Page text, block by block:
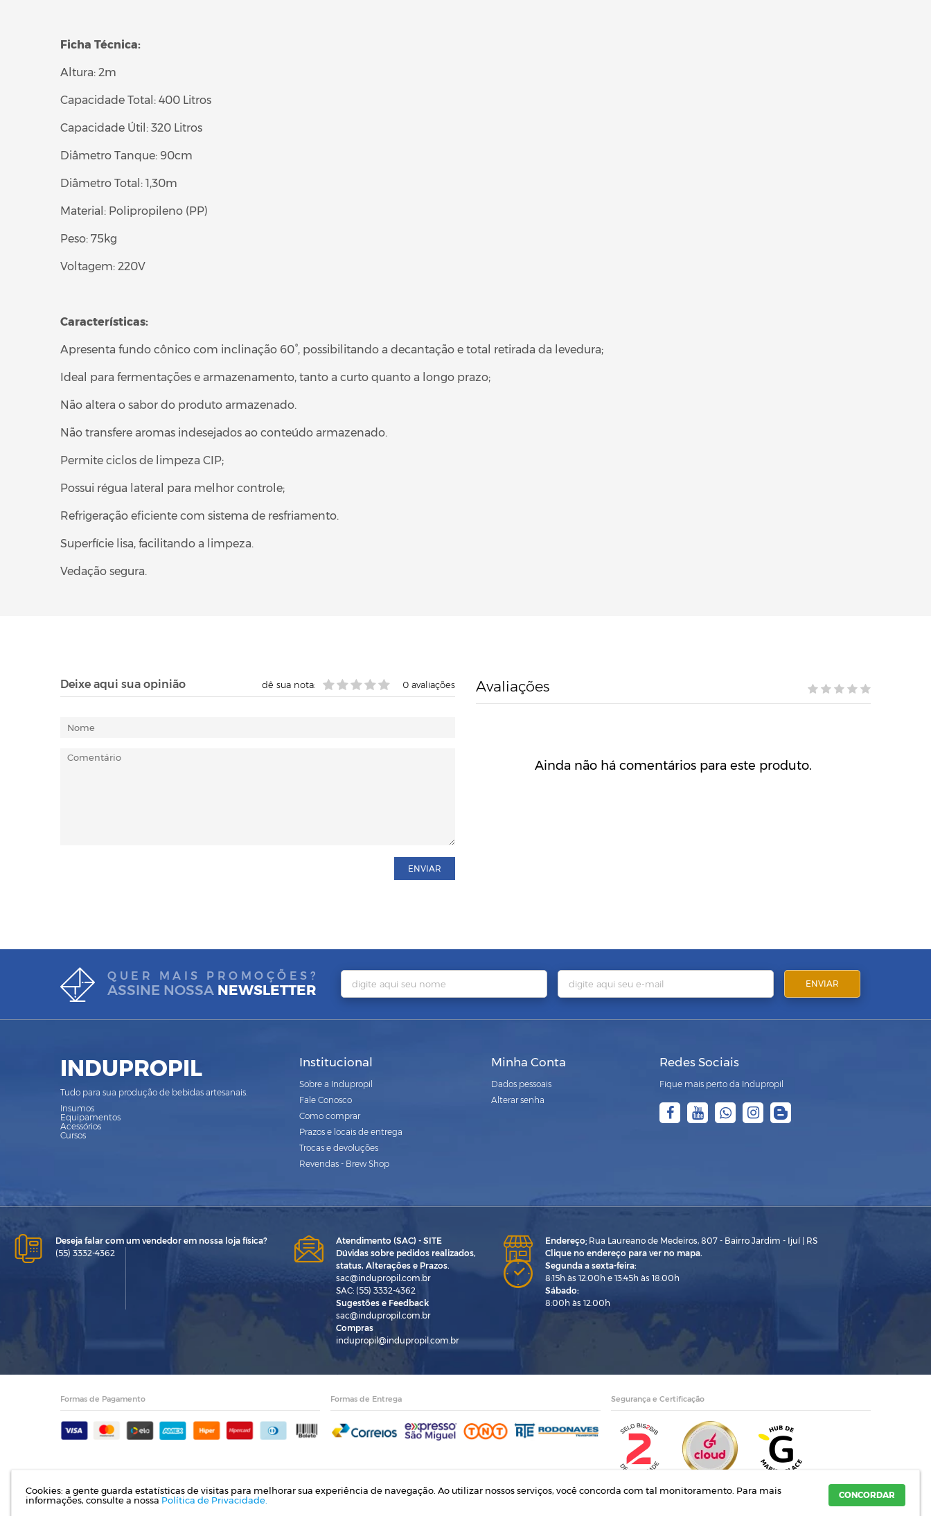
Cookies: a gente guarda estatísticas de visitas para melhorar sua experiência de navegação. Ao utilizar nossos serviços, você concorda com tal monitoramento. Para mais
informações, consulte a nossa Política de Privacidade. CONCORDAR
Ficha Técnica:
Altura: 2m
Capacidade Total: 400 Litros
Capacidade Útil: 320 Litros
Diâmetro Tanque: 90cm
Diâmetro Total: 1,30m
Material: Polipropileno (PP)
Peso: 75kg
Voltagem: 220V
Características:
Apresenta fundo cônico com inclinação 60°, possibilitando a decantação e total retirada da levedura;
Ideal para fermentações e armazenamento, tanto a curto quanto a longo prazo;
Não altera o sabor do produto armazenado.
Não transfere aromas indesejados ao conteúdo armazenado.
Permite ciclos de limpeza CIP;
Possui régua lateral para melhor controle;
Refrigeração eficiente com sistema de resfriamento.
Superfície lisa, facilitando a limpeza.
Vedação segura.
Deixe aqui sua opinião 0 avaliações
dê sua nota:
ENVIAR
Avaliações
Ainda não há comentários para este produto.
QUER MAIS PROMOÇÕES?
ASSINE NOSSA NEWSLETTER
INDUPROPIL
Tudo para sua produção de bebidas artesanais.
Insumos
Equipamentos
Acessórios
Cursos
Institucional
Sobre a Indupropil
Fale Conosco
Como comprar
Prazos e locais de entrega
Trocas e devoluções
Revendas - Brew Shop
Minha Conta
Dados pessoais
Alterar senha
Redes Sociais
Fique mais perto da Indupropil
Deseja falar com um vendedor em nossa loja física?
(55) 3332-4362
Atendimento (SAC) - SITE
Dúvidas sobre pedidos realizados,
status, Alterações e Prazos.
sac@indupropil.com.br
SAC: (55) 3332-4362
Sugestões e Feedback
sac@indupropil.com.br
Compras
indupropil@indupropil.com.br
Endereço: Rua Laureano de Medeiros, 807 - Bairro Jardim - Ijuí | RS
Clique no endereço para ver no mapa.
Segunda a sexta-feira:
8:15h às 12:00h e 13:45h às 18:00h
Sábado:
8:00h às 12:00h
Formas de Pagamento Formas de Entrega Segurança e Certificação
Razão Social: Indupropil Indústria e Comércio Ltda | CNPJ: 00.774.194/0001-82 | Rodovia RS 155, Km 1 esq. Rua Laureano de Medeiros, 782- Ijuí | RS